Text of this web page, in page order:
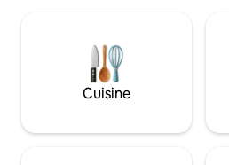
bouilloire et un grille-pain avec du
des collations. Il y a un lave-linge à
repasser. Et il y a un salon où vous
pouvez regarder la télévision avec
Cuisine